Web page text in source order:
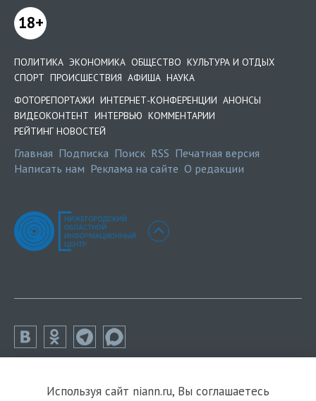
18+
ПОЛИТИКА ЭКОНОМИКА ОБЩЕСТВО КУЛЬТУРА И ОТДЫХ
СПОРТ ПРОИСШЕСТВИЯ АФИША НАУКА
ФОТОРЕПОРТАЖИ ИНТЕРНЕТ-КОНФЕРЕНЦИИ АНОНСЫ
ВИДЕОКОНТЕНТ ИНТЕРВЬЮ КОММЕНТАРИИ
РЕЙТИНГ НОВОСТЕЙ
Главная Подписка Поиск RSS Печатная версия
Написать нам Реклама на сайте О редакции
Используя сайт niann.ru, Вы соглашаетесь